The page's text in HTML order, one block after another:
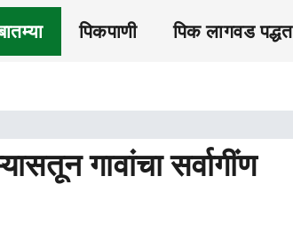
पिकपाणी पिक लागवड पद्धत
गावांचा सर्वागींण